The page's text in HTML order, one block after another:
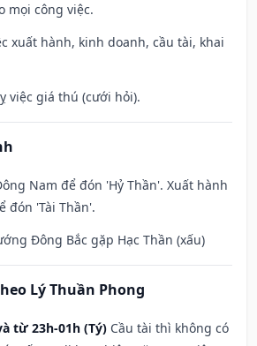
mọi công việc.
xuất hành, kinh doanh, cầu tài, khai
việc giá thú (cưới hỏi).
Nam để đón 'Hỷ Thần'. Xuất hành
đón 'Tài Thần'.
Đông Bắc gặp Hạc Thần (xấu)
Lý Thuần Phong
từ 23h-01h (Tý) Cầu tài thì không có